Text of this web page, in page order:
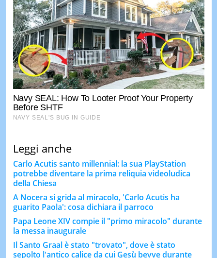
Leggi anche
Carlo Acutis santo millennial: la sua PlayStation
potrebbe diventare la prima reliquia videoludica
della Chiesa
A Nocera si grida al miracolo, 'Carlo Acutis ha
guarito Paola': cosa dichiara il parroco
Papa Leone XIV compie il "primo miracolo" durante
la messa inaugurale
Il Santo Graal è stato "trovato", dove è stato
sepolto l'antico calice da cui Gesù bevve durante